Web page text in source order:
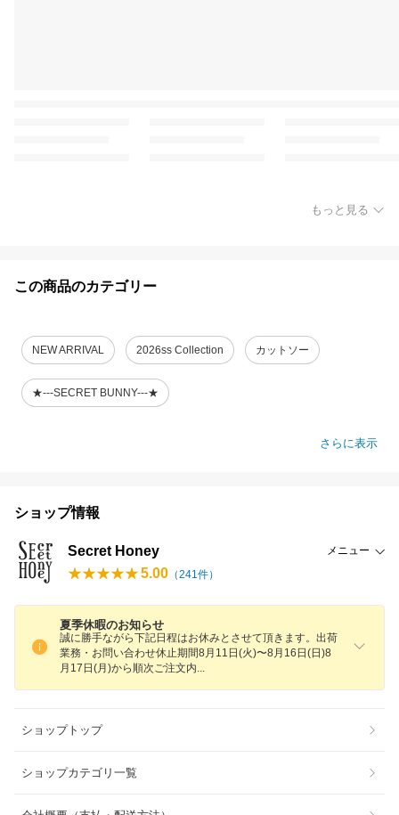
もっと見る
この商品のカテゴリー
NEW ARRIVAL 2026ss Collection カットソー
★---SECRET BUNNY---★
さらに表示
ショップ情報
Secret Honey メニュー
5.00 （241件）
夏季休暇のお知らせ
誠に勝手ながら下記日程はお休みとさせて頂きます。出荷
業務・お問い合わせ休止期間8月11日(火)〜8月16日(日)8
月17日(月)から順次ご注文内
ショップトップ
ショップカテゴリ一覧